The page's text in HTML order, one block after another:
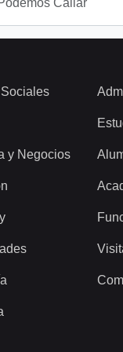
Callar
y Negocios